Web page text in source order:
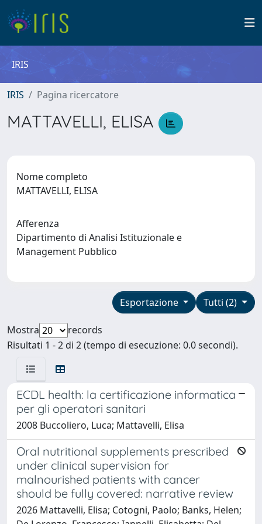
IRIS
IRIS Pagina ricercatore
MATTAVELLI, ELISA
Nome completo
MATTAVELLI, ELISA
Afferenza
Dipartimento di Analisi Istituzionale e
Management Pubblico
Tutti (2)
Esportazione
Mostra
records
Risultati 1 - 2 di 2 (tempo di esecuzione: 0.0 secondi).
ECDL health: la certificazione informatica
per gli operatori sanitari
2008 Buccoliero, Luca; Mattavelli, Elisa
Oral nutritional supplements prescribed
under clinical supervision for
malnourished patients with cancer
should be fully covered: narrative review
2026 Mattavelli, Elisa; Cotogni, Paolo; Banks, Helen;